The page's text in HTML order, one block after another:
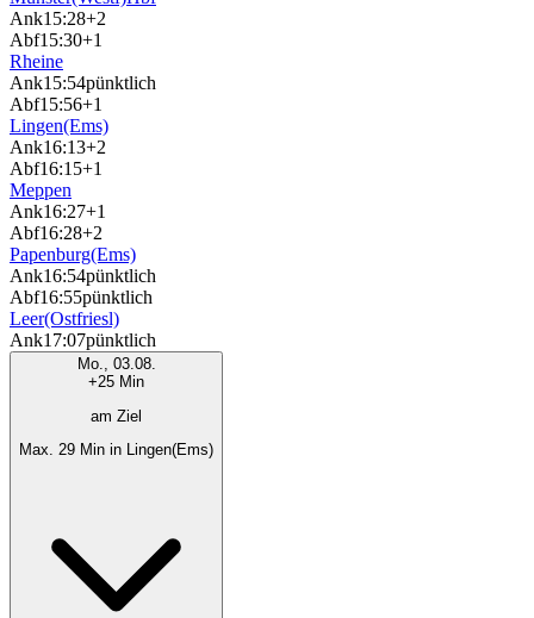
Ank15:28+2
Abf15:30+1
Rheine
Ank15:54pünktlich
Abf15:56+1
Lingen(Ems)
Ank16:13+2
Abf16:15+1
Meppen
Ank16:27+1
Abf16:28+2
Papenburg(Ems)
Ank16:54pünktlich
Abf16:55pünktlich
Leer(Ostfriesl)
Ank17:07pünktlich
Mo., 03.08.
+25 Min
am Ziel
Max. 29 Min in Lingen(Ems)